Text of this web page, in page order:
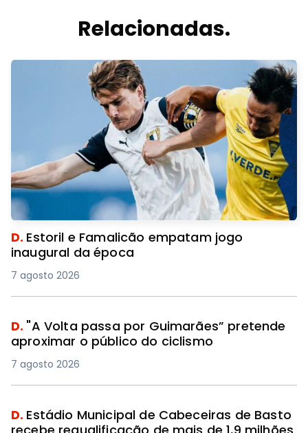
Relacionadas.
D. Estoril e Famalicão empatam jogo
inaugural da época
7 agosto 2026
D. "A Volta passa por Guimarães” pretende
aproximar o público do ciclismo
7 agosto 2026
D. Estádio Municipal de Cabeceiras de Basto